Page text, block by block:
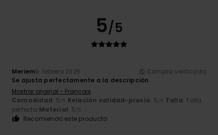
5/5
Meriem9. febrero 2026
Compra verificada
Se ajusta perfectamente a la descripción
Mostrar original - Français
Comodidad: 5/5 Relación calidad-precio: 5/5 Talla: Talla
perfecta Material: 5/5
Recomiendo este producto